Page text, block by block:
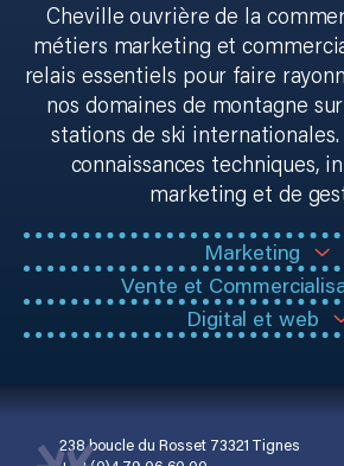
Cheville ouvrière de la
métiers marketing et
relais essentiels pour faire
nos domaines de montagne
stations de ski
connaissances techniques,
marketing et de
Marketing
Vente et
Digital et web
238 boucle du Rosset 73321 Tignes